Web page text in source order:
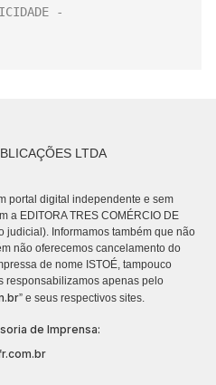
LTDA
portal digital independente e sem
a EDITORA TRES COMÉRCIO DE
judicial). Informamos também que não
não oferecemos cancelamento do
de nome ISTOÉ, tampouco
responsabilizamos apenas pelo
” e seus respectivos sites.
de Imprensa: